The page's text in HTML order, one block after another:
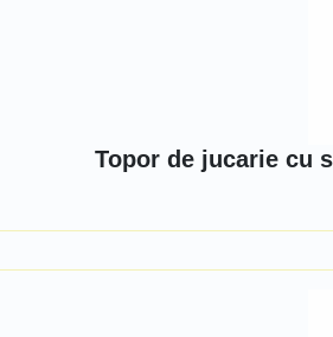
Topor de jucarie cu